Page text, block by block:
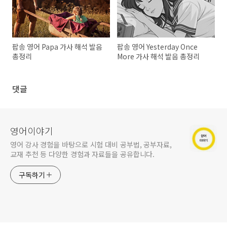
팝송 영어 Papa 가사 해석 발음
총정리
팝송 영어 Yesterday Once
More 가사 해석 발음 총정리
댓글
영어이야기
영어 강사 경험을 바탕으로 시험 대비 공부법, 공부자료,
교재 추천 등 다양한 경험과 자료들을 공유합니다.
구독하기